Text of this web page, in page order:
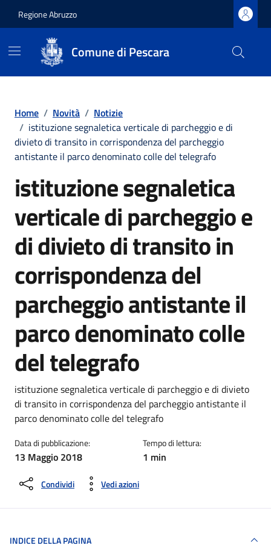
Regione Abruzzo
Comune di Pescara
Home / Novità / Notizie
/ istituzione segnaletica verticale di parcheggio e di
divieto di transito in corrispondenza del parcheggio
antistante il parco denominato colle del telegrafo
istituzione segnaletica
verticale di parcheggio e
di divieto di transito in
corrispondenza del
parcheggio antistante il
parco denominato colle
del telegrafo
Dettagli della notizia
istituzione segnaletica verticale di parcheggio e di divieto
di transito in corrispondenza del parcheggio antistante il
parco denominato colle del telegrafo
Data di pubblicazione:
13 Maggio 2018
Tempo di lettura:
1 min
Condividi Vedi azioni
INDICE DELLA PAGINA